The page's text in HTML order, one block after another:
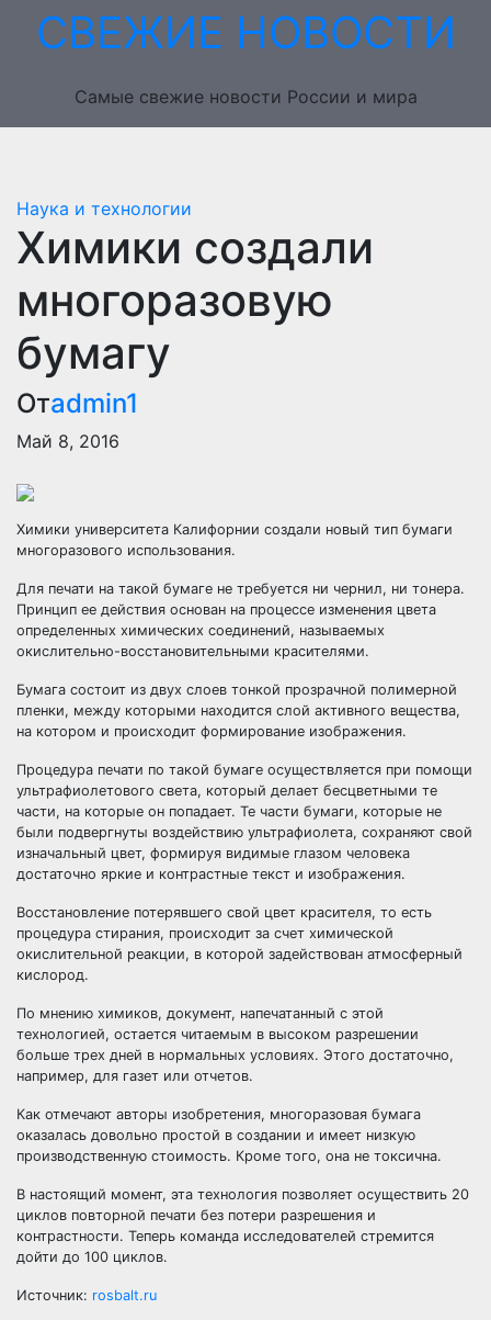
ПерейтиСВЕЖИЕ НОВОСТИ
Самые свежие новости России и мира
Наука и технологии
Химики создали
многоразовую
бумагу
Отadmin1
Май 8, 2016
Химики университета Калифорнии создали новый тип бумаги
многоразового использования.
Для печати на такой бумаге не требуется ни чернил, ни тонера.
Принцип ее действия основан на процессе изменения цвета
определенных химических соединений, называемых
окислительно-восстановительными красителями.
Бумага состоит из двух слоев тонкой прозрачной полимерной
пленки, между которыми находится слой активного вещества,
на котором и происходит формирование изображения.
Процедура печати по такой бумаге осуществляется при помощи
ультрафиолетового света, который делает бесцветными те
части, на которые он попадает. Те части бумаги, которые не
были подвергнуты воздействию ультрафиолета, сохраняют свой
изначальный цвет, формируя видимые глазом человека
достаточно яркие и контрастные текст и изображения.
Восстановление потерявшего свой цвет красителя, то есть
процедура стирания, происходит за счет химической
окислительной реакции, в которой задействован атмосферный
кислород.
По мнению химиков, документ, напечатанный с этой
технологией, остается читаемым в высоком разрешении
больше трех дней в нормальных условиях. Этого достаточно,
например, для газет или отчетов.
Как отмечают авторы изобретения, многоразовая бумага
оказалась довольно простой в создании и имеет низкую
производственную стоимость. Кроме того, она не токсична.
В настоящий момент, эта технология позволяет осуществить 20
циклов повторной печати без потери разрешения и
контрастности. Теперь команда исследователей стремится
дойти до 100 циклов.
Источник: rosbalt.ru